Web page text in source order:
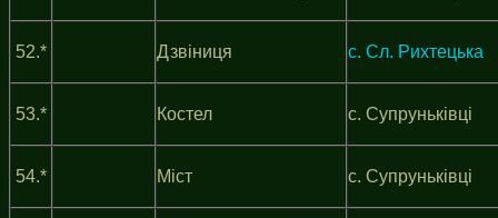
52.* Дзвіниця с. Сл. Рихтецька
53.* Костел с. Супруньківці
54.* Міст с. Супруньківці